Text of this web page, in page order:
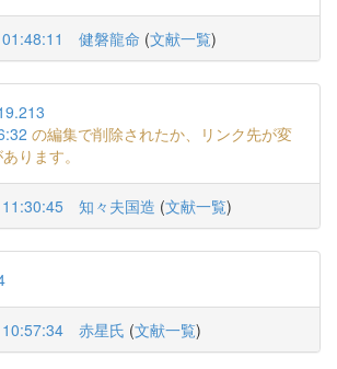
健磐龍命 (文献一覧)
の編集で削除されたか、リンク先が変
ります。
知々夫国造 (文献一覧)
赤星氏 (文献一覧)